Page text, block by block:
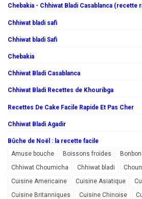
Chebakia - Chhiwat Bladi Casablanca (recette
Chhiwat bladi safi
Chhiwat bladi Safi
Chebakia
Chhiwat Bladi Casablanca
Chhiwat Bladi Recettes de Khouribga
Recettes De Cake Facile Rapide Et Pas Cher
Chhiwat Bladi Agadir
Bûche de Noël : la recette facile
Amuse bouche
Boissons froides Bonbon
Chhiwat Choumicha
Chhiwat bladi
Cuisine Americaine
Cuisine Asiatique
Cuisine Britanniques
Cuisine Chinoise